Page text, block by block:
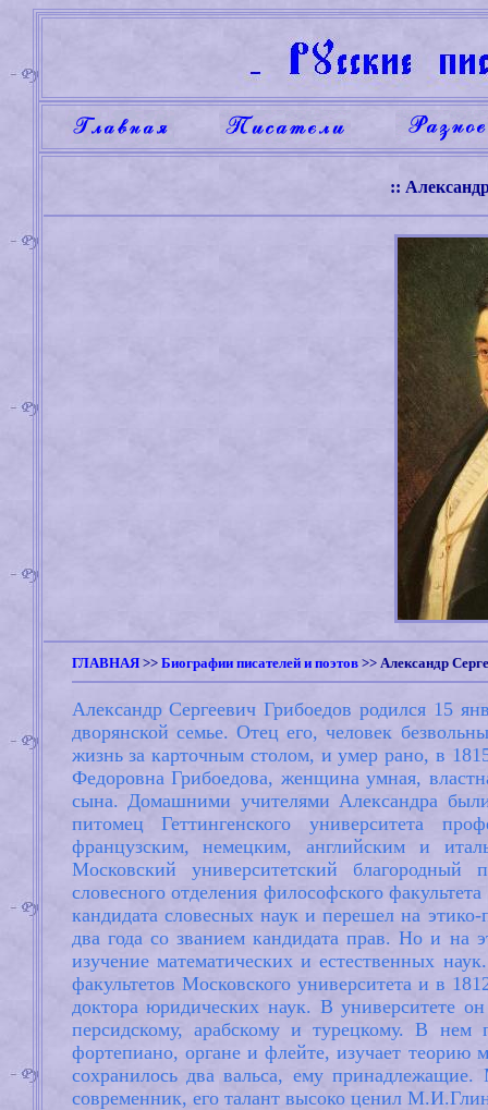
::
ГЛАВНАЯ >> Биографии писателей и поэтов >> Александр
Александр Сергеевич Грибоедов родился 15
дворянской семье. Отец его, человек
жизнь за карточным столом, и умер рано, в
Федоровна Грибоедова, женщина умная,
сына. Домашними учителями Александра
питомец Геттингенского университета
французским, немецким, английским и
Московский университетский благородный
словесного отделения философского
кандидата словесных наук и перешел на
два года со званием кандидата прав. Но и на
изучение математических и естественных
факультетов Московского университета и в
доктора юридических наук. В университете
персидскому, арабскому и турецкому. В
фортепиано, органе и флейте, изучает теорию
сохранилось два вальса, ему
современник, его талант высоко ценил